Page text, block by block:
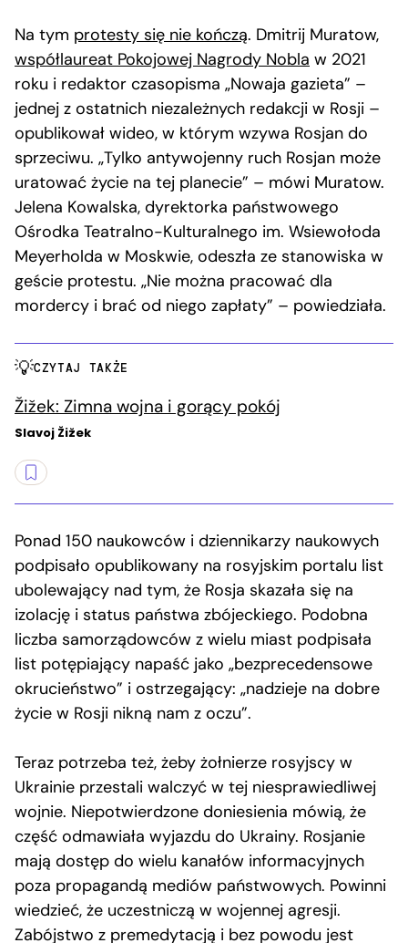
Na tym protesty się nie kończą. Dmitrij Muratow,
współlaureat Pokojowej Nagrody Nobla w 2021
roku i redaktor czasopisma „Nowaja gazieta” –
jednej z ostatnich niezależnych redakcji w Rosji –
opublikował wideo, w którym wzywa Rosjan do
sprzeciwu. „Tylko antywojenny ruch Rosjan może
uratować życie na tej planecie” – mówi Muratow.
Jelena Kowalska, dyrektorka państwowego
Ośrodka Teatralno-Kulturalnego im. Wsiewołoda
Meyerholda w Moskwie, odeszła ze stanowiska w
geście protestu. „Nie można pracować dla
mordercy i brać od niego zapłaty” – powiedziała.
CZYTAJ TAKŻE
Žižek: Zimna wojna i gorący pokój
Slavoj Žižek
Ponad 150 naukowców i dziennikarzy naukowych
podpisało opublikowany na rosyjskim portalu list
ubolewający nad tym, że Rosja skazała się na
izolację i status państwa zbójeckiego. Podobna
liczba samorządowców z wielu miast podpisała
list potępiający napaść jako „bezprecedensowe
okrucieństwo” i ostrzegający: „nadzieje na dobre
życie w Rosji nikną nam z oczu”.
Teraz potrzeba też, żeby żołnierze rosyjscy w
Ukrainie przestali walczyć w tej niesprawiedliwej
wojnie. Niepotwierdzone doniesienia mówią, że
część odmawiała wyjazdu do Ukrainy. Rosjanie
mają dostęp do wielu kanałów informacyjnych
poza propagandą mediów państwowych. Powinni
wiedzieć, że uczestniczą w wojennej agresji.
Zabójstwo z premedytacją i bez powodu jest